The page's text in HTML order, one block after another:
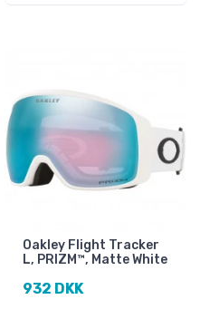
Oakley Flight Tracker
L, PRIZM™, Matte White
932 DKK